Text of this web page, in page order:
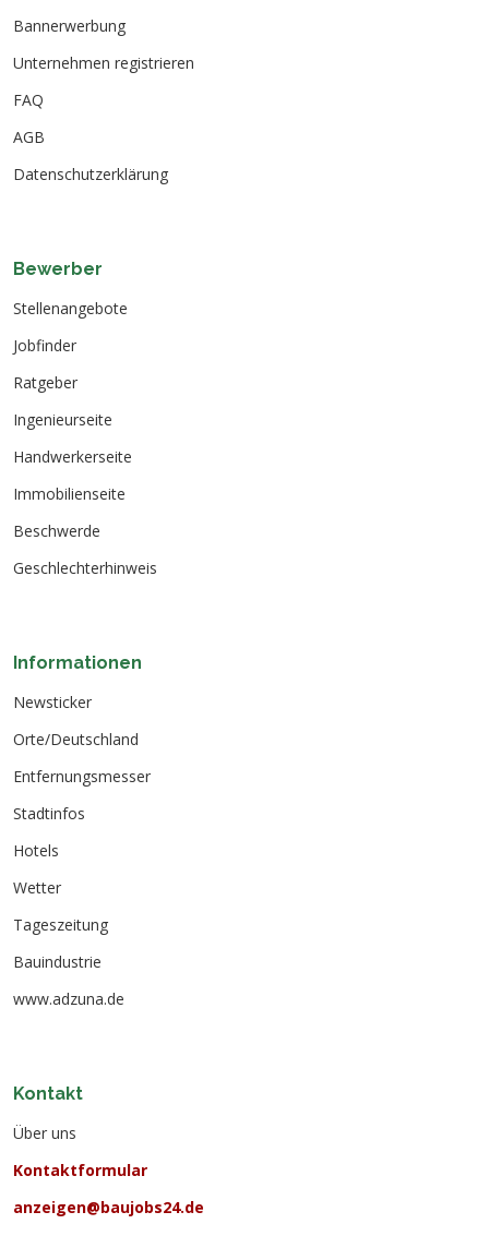
Bannerwerbung
Unternehmen registrieren
FAQ
AGB
Datenschutzerklärung
Bewerber
Stellenangebote
Jobfinder
Ratgeber
Ingenieurseite
Handwerkerseite
Immobilienseite
Beschwerde
Geschlechterhinweis
Informationen
Newsticker
Orte/Deutschland
Entfernungsmesser
Stadtinfos
Hotels
Wetter
Tageszeitung
Bauindustrie
www.adzuna.de
Kontakt
Über uns
Kontaktformular
anzeigen@baujobs24.de